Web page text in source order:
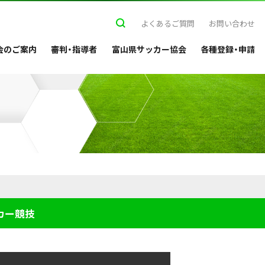
よくあるご質問 お問い合わせ
のご案内 審判・指導者 富山県サッカー協会 各種登録・申請
ー競技